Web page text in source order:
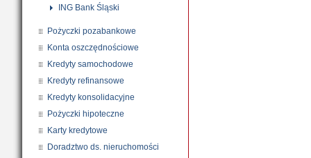
ING Bank Śląski
Pożyczki pozabankowe
Konta oszczędnościowe
Kredyty samochodowe
Kredyty refinansowe
Kredyty konsolidacyjne
Pożyczki hipoteczne
Karty kredytowe
Doradztwo ds. nieruchomości